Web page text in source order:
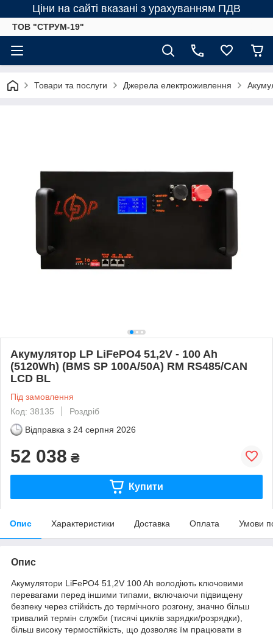
Ціни на сайті вказані з урахуванням ПДВ
ТОВ "СТРУМ-19"
Товари та послуги Джерела електроживлення
Акумулятор LP LiFePO4 51,2V - 100 Ah
(5120Wh) (BMS SP 100A/50А) RM RS485/CAN
LCD BL
Під замовлення
Код: 38135
Роздріб
Відправка з 24 серпня 2026
52 038 ₴
Купити
Опис Характеристики Доставка Оплата Умови
Опис
Акумулятори LiFePO4 51,2V 100 Ah володіють ключовими
перевагами перед іншими типами, включаючи підвищену
безпеку через стійкість до термічного розгону, значно більш
тривалий термін служби (тисячі циклів зарядки/розрядки),
більш високу термостійкість, що дозволяє їм працювати в